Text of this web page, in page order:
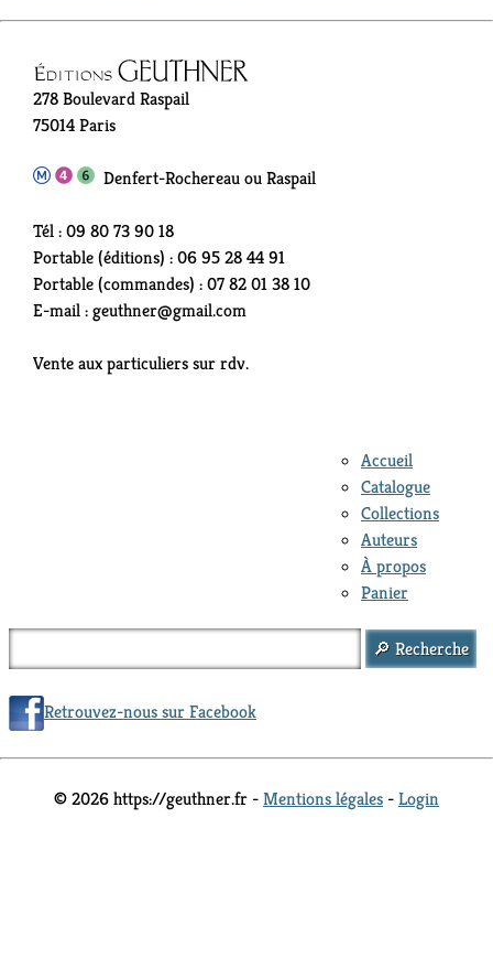
278 Boulevard Raspail
75014 Paris
Denfert-Rochereau ou Raspail
Tél : 09 80 73 90 18
Portable (éditions) : 06 95 28 44 91
Portable (commandes) : 07 82 01 38 10
E-mail : geuthner@gmail.com
Vente aux particuliers sur rdv.
Accueil
Catalogue
Collections
Auteurs
À propos
Panier
Retrouvez-nous sur Facebook
© 2026 https://geuthner.fr -Mentions légales -Login